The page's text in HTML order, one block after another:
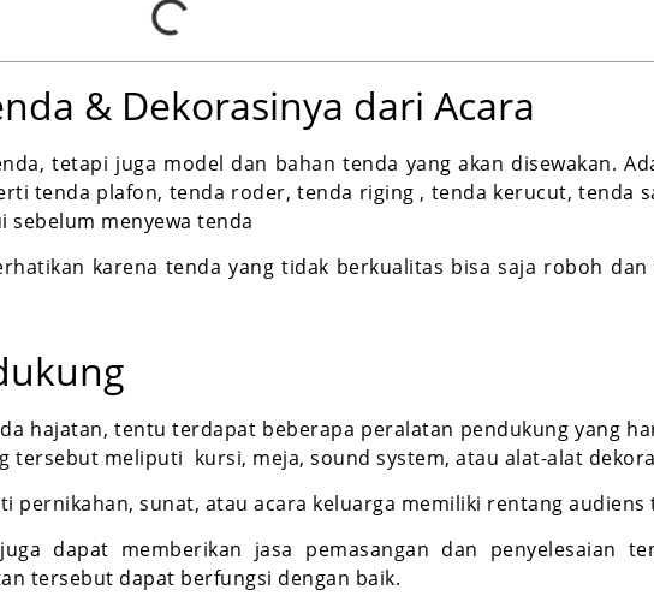
& Dekorasinya dari Acara
tetapi juga model dan bahan tenda yang akan disewakan.
tenda plafon, tenda roder, tenda riging , tenda kerucut, tenda
menyewa tenda
karena tenda yang tidak berkualitas bisa saja roboh
hajatan, tentu terdapat beberapa peralatan pendukung yang
tersebut meliputi kursi, meja, sound system, atau alat-alat
pernikahan, sunat, atau acara keluarga memiliki rentang
dapat memberikan jasa pemasangan dan penyelesaian
tersebut dapat berfungsi dengan baik.